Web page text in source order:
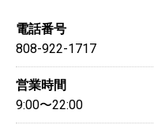
電話番号
808-922-1717
営業時間
9:00〜22:00